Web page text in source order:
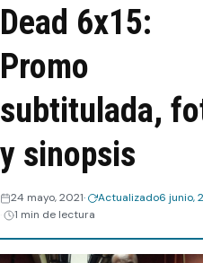
Streaming
Recomendaciones
Webisodios
Dead 6x15:
Promo
subtitulada,
y sinopsis
24 mayo, 2021 Actualizado6 junio,
1 min de lectura